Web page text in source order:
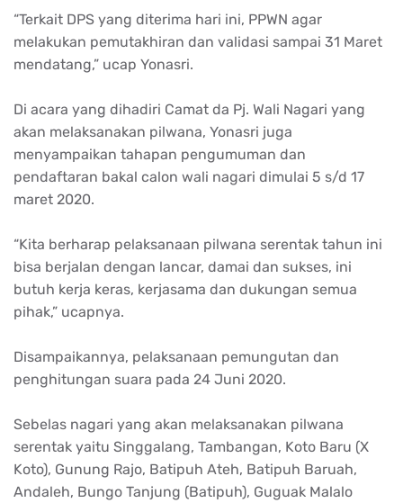
“Terkait DPS yang diterima hari ini, PPWN agar
melakukan pemutakhiran dan validasi sampai 31 Maret
mendatang,” ucap Yonasri.
Di acara yang dihadiri Camat da Pj. Wali Nagari yang
akan melaksanakan pilwana, Yonasri juga
menyampaikan tahapan pengumuman dan
pendaftaran bakal calon wali nagari dimulai 5 s/d 17
maret 2020.
“Kita berharap pelaksanaan pilwana serentak tahun ini
bisa berjalan dengan lancar, damai dan sukses, ini
butuh kerja keras, kerjasama dan dukungan semua
pihak,” ucapnya.
Disampaikannya, pelaksanaan pemungutan dan
penghitungan suara pada 24 Juni 2020.
Sebelas nagari yang akan melaksanakan pilwana
serentak yaitu Singgalang, Tambangan, Koto Baru (X
Koto), Gunung Rajo, Batipuh Ateh, Batipuh Baruah,
Andaleh, Bungo Tanjung (Batipuh), Guguak Malalo